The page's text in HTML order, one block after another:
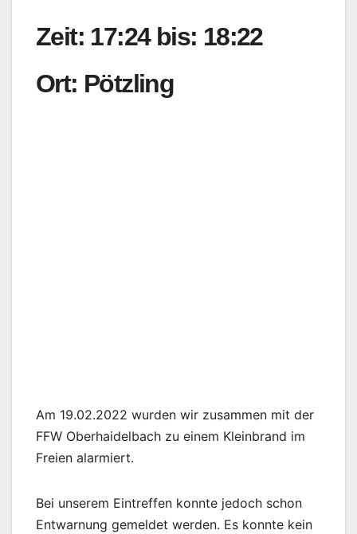
Zeit: 17:24 bis: 18:22
Ort: Pötzling
Am 19.02.2022 wurden wir zusammen mit der
FFW Oberhaidelbach zu einem Kleinbrand im
Freien alarmiert.
Bei unserem Eintreffen konnte jedoch schon
Entwarnung gemeldet werden. Es konnte kein